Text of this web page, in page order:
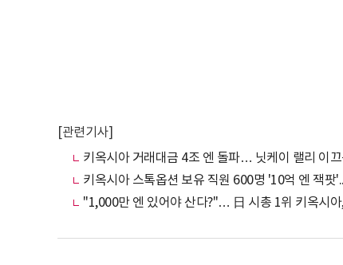
[관련기사]
키옥시아 거래대금 4조 엔 돌파… 닛케이 랠리 이
키옥시아 스톡옵션 보유 직원 600명 '10억 엔 잭팟
"1,000만 엔 있어야 산다?"… 日 시총 1위 키옥시